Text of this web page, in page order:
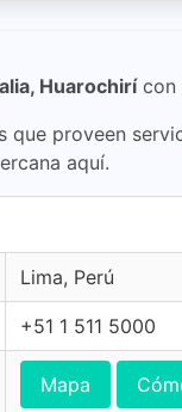
Huarochirícon
que proveen
aquí.
Lima, Perú
+51 1 511 5000
Mapa